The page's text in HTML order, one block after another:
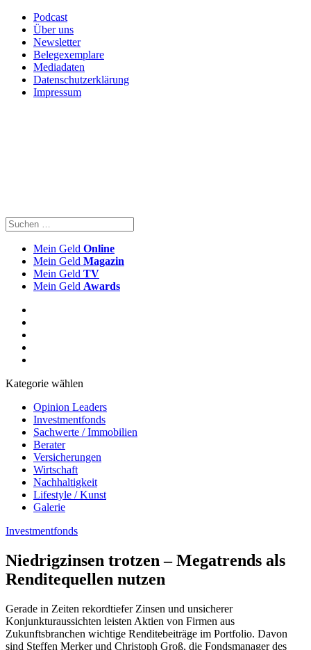
Podcast
Über uns
Newsletter
Belegexemplare
Mediadaten
Datenschutzerklärung
Impressum
Mein Geld Online
Mein Geld Magazin
Mein Geld TV
Mein Geld Awards
Kategorie wählen
Opinion Leaders
Investmentfonds
Sachwerte / Immobilien
Berater
Versicherungen
Wirtschaft
Nachhaltigkeit
Lifestyle / Kunst
Galerie
Investmentfonds
Niedrigzinsen trotzen – Megatrends als
Renditequellen nutzen
Gerade in Zeiten rekordtiefer Zinsen und unsicherer
Konjunkturaussichten leisten Aktien von Firmen aus
Zukunftsbranchen wichtige Renditebeiträge im Portfolio. Davon
sind Steffen Merker und Christoph Groß, die Fondsmanager des